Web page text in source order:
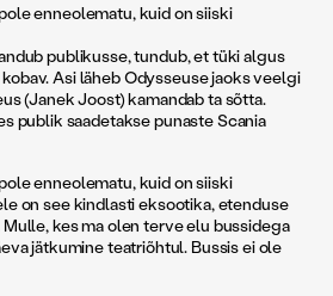
enneolematu, kuid on siiski
publikusse, tundub, et tüki algus
Asi läheb Odysseuse jaoks veelgi
(Janek Joost) kamandab ta sõtta.
publik saadetakse punaste Scania
enneolematu, kuid on siiski
on see kindlasti eksootika, etenduse
kes ma olen terve elu bussidega
jätkumine teatriõhtul. Bussis ei ole